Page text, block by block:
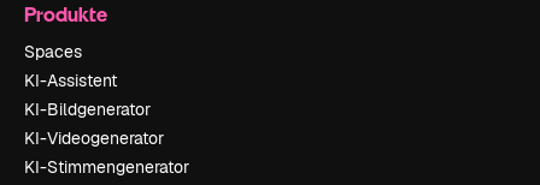
Produkte
Spaces
KI-Assistent
KI-Bildgenerator
KI-Videogenerator
KI-Stimmengenerator